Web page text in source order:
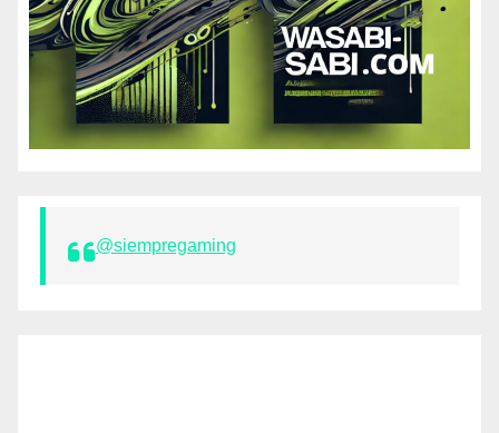
@siempregaming